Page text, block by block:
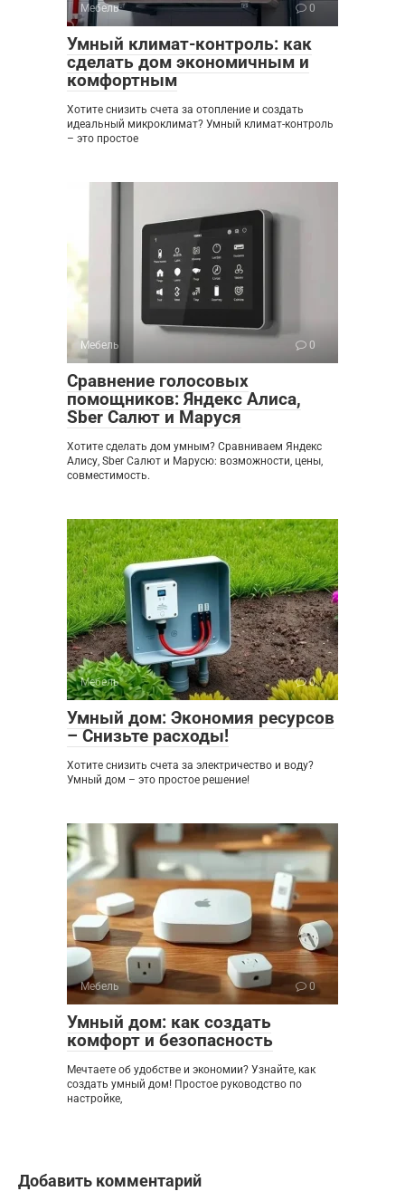
Мебель 0
Умный климат-контроль: как
сделать дом экономичным и
комфортным
Хотите снизить счета за отопление и создать
идеальный микроклимат? Умный климат-контроль
– это простое
Мебель 0
Сравнение голосовых
помощников: Яндекс Алиса,
Sber Салют и Маруся
Хотите сделать дом умным? Сравниваем Яндекс
Алису, Sber Салют и Марусю: возможности, цены,
совместимость.
Мебель 0
Умный дом: Экономия ресурсов
– Снизьте расходы!
Хотите снизить счета за электричество и воду?
Умный дом – это простое решение!
Мебель 0
Умный дом: как создать
комфорт и безопасность
Мечтаете об удобстве и экономии? Узнайте, как
создать умный дом! Простое руководство по
настройке,
Добавить комментарий